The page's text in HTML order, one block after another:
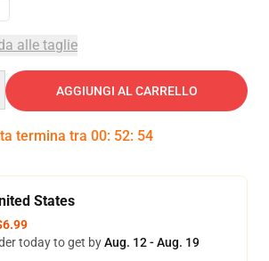
alle taglie
AGGIUNGI AL CARRELLO
termina tra 00: 52: 54
States
today to get byAug. 12 - Aug. 19